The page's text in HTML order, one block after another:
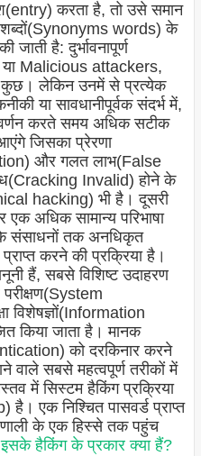
करता है, तो उसे समान
शब्दों(Synonyms words) के
है: दुर्भावनापूर्ण
या Malicious attackers,
लेकिन उनमें से प्रत्येक
या सावधानीपूर्वक संदर्भ में,
करते समय अधिक सटीक
जिसका प्रेरणा
और गलत लाभ(False
Invalid) होने के
hacking) भी है। दूसरी
अधिक सामान्य परिभाषा
संसाधनों तक अनधिकृत
करने की प्रक्रिया है।
हैं, सबसे विशिष्ट उदाहरण
विशेषज्ञों(Information
किया जाता है। मानक
को दरकिनार करने
वाले सबसे महत्वपूर्ण तरीकों में
में सिस्टम हैकिंग प्रक्रिया
एक निश्चित पासवर्ड प्राप्त
के एक हिस्से तक पहुंच
हैकिंग के प्रकार क्या हैं?